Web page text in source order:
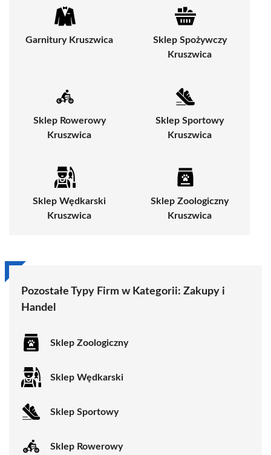
Garnitury Kruszwica
Sklep Spożywczy
Kruszwica
Sklep Rowerowy
Kruszwica
Sklep Sportowy
Kruszwica
Sklep Wędkarski
Kruszwica
Sklep Zoologiczny
Kruszwica
Pozostałe Typy Firm w Kategorii: Zakupy i
Handel
Sklep Zoologiczny
Sklep Wędkarski
Sklep Sportowy
Sklep Rowerowy